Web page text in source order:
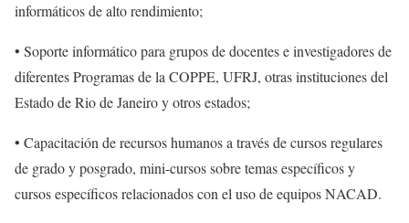
informáticos de alto rendimiento;
• Soporte informático para grupos de docentes e investigadores de
diferentes Programas de la COPPE, UFRJ, otras instituciones del
Estado de Rio de Janeiro y otros estados;
• Capacitación de recursos humanos a través de cursos regulares
de grado y posgrado, mini-cursos sobre temas específicos y
cursos específicos relacionados con el uso de equipos NACAD.